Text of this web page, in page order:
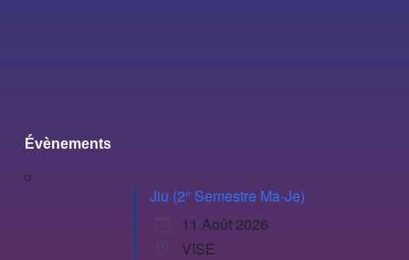
Évènements
Jiu (2° Semestre Ma-Je)
11 Août 2026
VISE